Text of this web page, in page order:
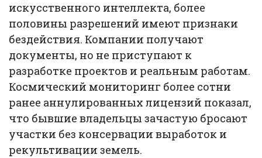
искусственного интеллекта, более
половины разрешений имеют признаки
бездействия. Компании получают
документы, но не приступают к
разработке проектов и реальным работам.
Космический мониторинг более сотни
ранее аннулированных лицензий показал,
что бывшие владельцы зачастую бросают
участки без консервации выработок и
рекультивации земель.